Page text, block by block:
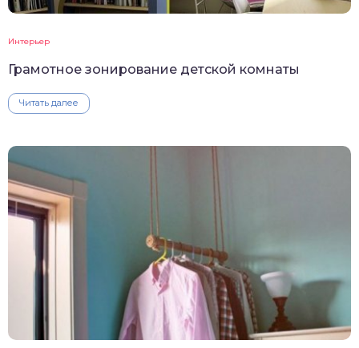
Интерьер
Грамотное зонирование детской комнаты
Читать далее